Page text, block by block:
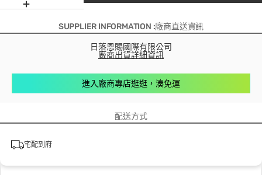
SUPPLIER INFORMATION :廠商直送資訊
日落恩賜國際有限公司
廠商出貨詳細資訊
進入廠商專店逛逛，湊免運
配送方式
宅配到府